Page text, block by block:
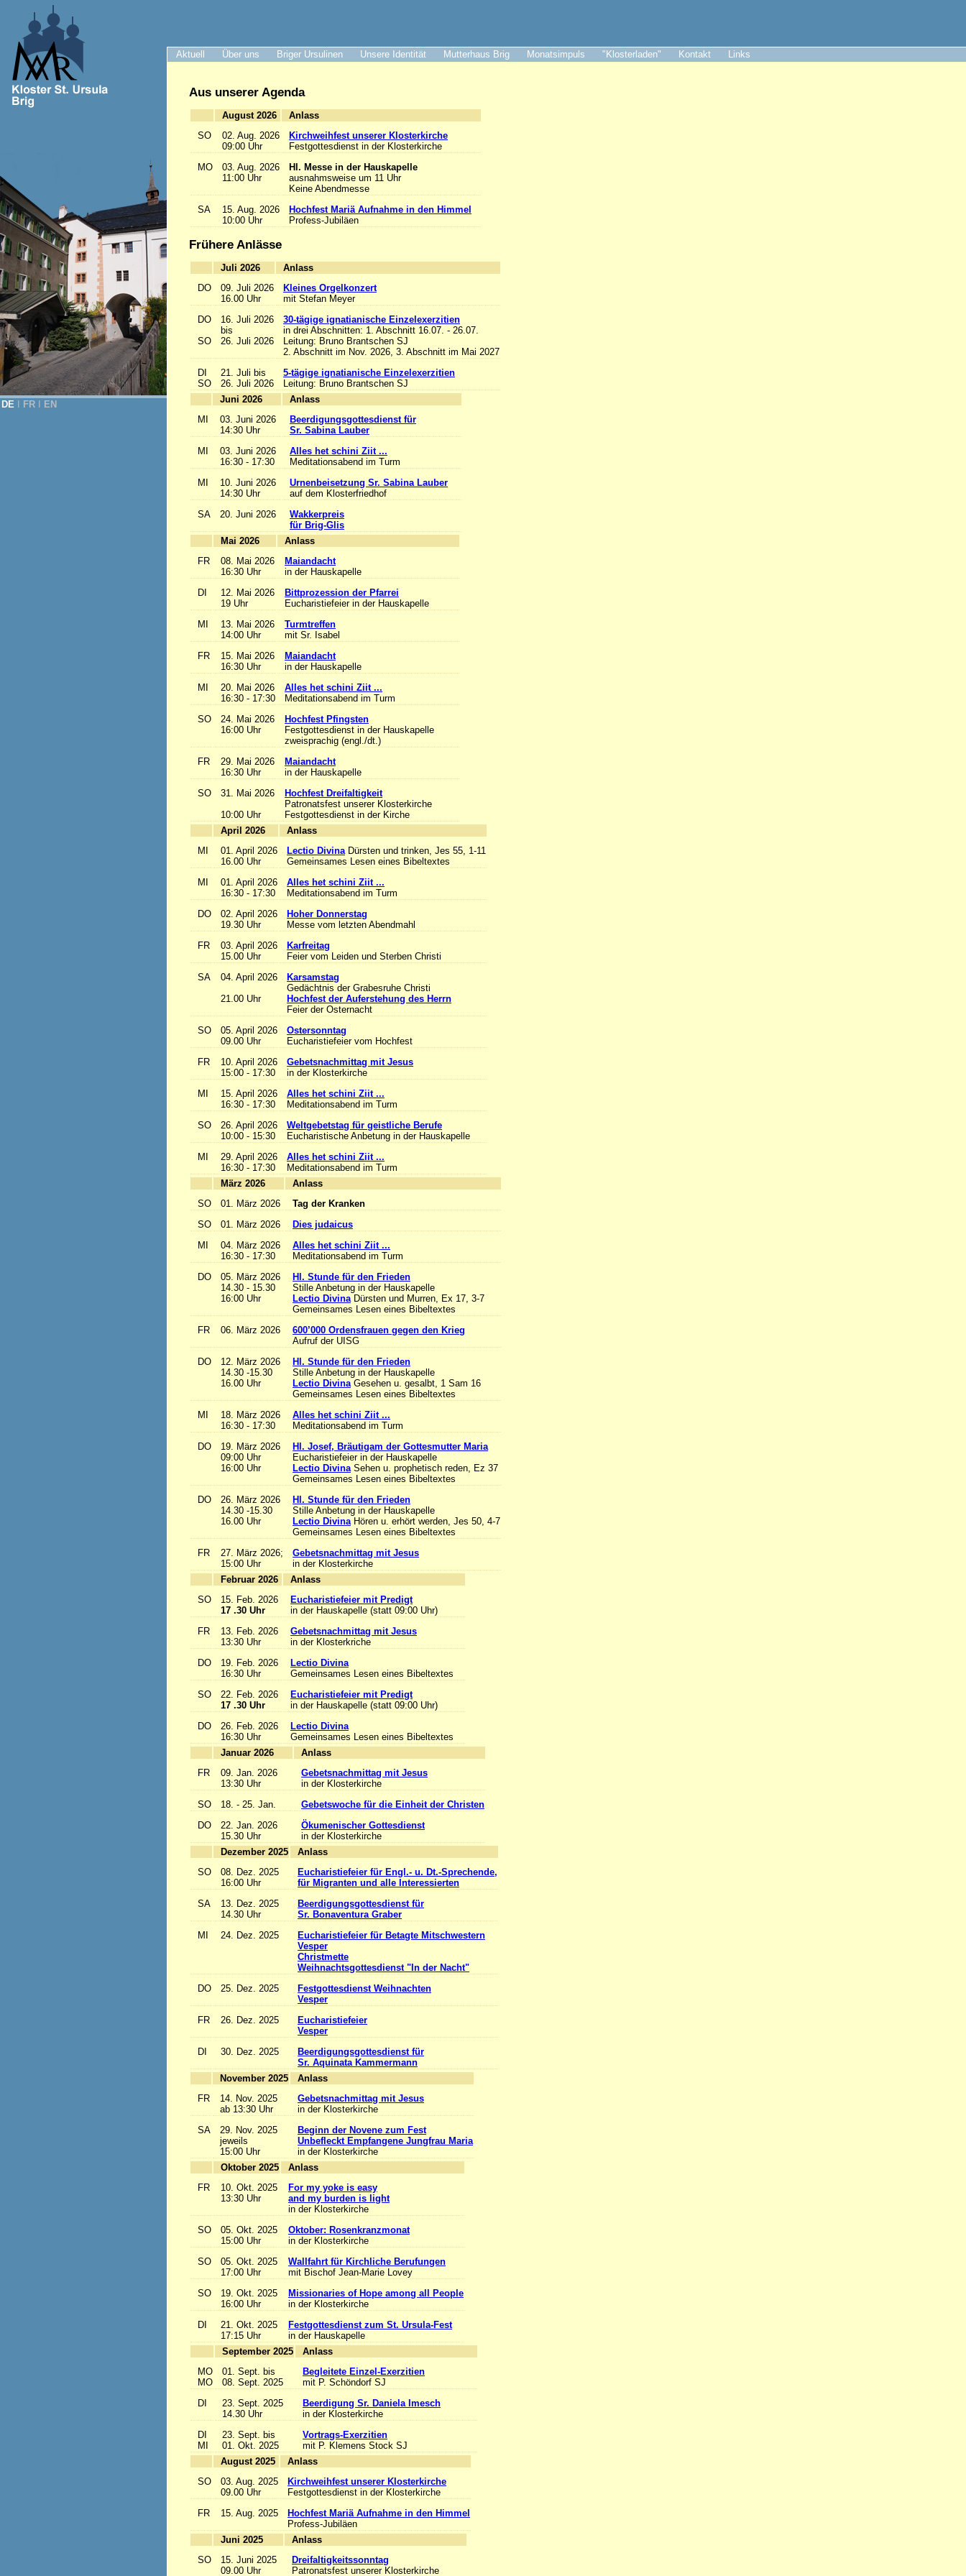
Aktuell Über uns Briger Ursulinen Unsere Identität Mutterhaus Brig Monatsimpuls "Klosterladen" Kontakt Links
DE FR EN
Aus unserer Agenda
August 2026
Anlass
SO
02. Aug. 2026
09:00 Uhr
Kirchweihfest unserer Klosterkirche
Festgottesdienst in der Klosterkirche
MO
03. Aug. 2026
11:00 Uhr
Hl. Messe in der Hauskapelle
ausnahmsweise um 11 Uhr
Keine Abendmesse
SA
15. Aug. 2026
10:00 Uhr
Hochfest Mariä Aufnahme in den Himmel
Profess-Jubiläen
Frühere Anlässe
Juli 2026
Anlass
DO
09. Juli 2026
16.00 Uhr
Kleines Orgelkonzert
mit Stefan Meyer
DO
SO
16. Juli 2026
bis
26. Juli 2026
30-tägige ignatianische Einzelexerzitien
in drei Abschnitten: 1. Abschnitt 16.07. - 26.07.
Leitung: Bruno Brantschen SJ
2. Abschnitt im Nov. 2026, 3. Abschnitt im Mai 2027
DI
SO
21. Juli bis
26. Juli 2026
5-tägige ignatianische Einzelexerzitien
Leitung: Bruno Brantschen SJ
Juni 2026
Anlass
MI
03. Juni 2026
14:30 Uhr
Beerdigungsgottesdienst für
Sr. Sabina Lauber
MI
03. Juni 2026
16:30 - 17:30
Alles het schini Ziit ...
Meditationsabend im Turm
MI
10. Juni 2026
14:30 Uhr
Urnenbeisetzung Sr. Sabina Lauber
auf dem Klosterfriedhof
SA
20. Juni 2026
Wakkerpreis
für Brig-Glis
Mai 2026
Anlass
FR
08. Mai 2026
16:30 Uhr
Maiandacht
in der Hauskapelle
DI
12. Mai 2026
19 Uhr
Bittprozession der Pfarrei
Eucharistiefeier in der Hauskapelle
MI
13. Mai 2026
14:00 Uhr
Turmtreffen
mit Sr. Isabel
FR
15. Mai 2026
16:30 Uhr
Maiandacht
in der Hauskapelle
MI
20. Mai 2026
16:30 - 17:30
Alles het schini Ziit ...
Meditationsabend im Turm
SO
24. Mai 2026
16:00 Uhr
Hochfest Pfingsten
Festgottesdienst in der Hauskapelle
zweisprachig (engl./dt.)
FR
29. Mai 2026
16:30 Uhr
Maiandacht
in der Hauskapelle
SO
31. Mai 2026
10:00 Uhr
Hochfest Dreifaltigkeit
Patronatsfest unserer Klosterkirche
Festgottesdienst in der Kirche
April 2026
Anlass
MI
01. April 2026
16.00 Uhr
Lectio DivinaDürsten und trinken, Jes 55, 1-11
Gemeinsames Lesen eines Bibeltextes
MI
01. April 2026
16:30 - 17:30
Alles het schini Ziit ...
Meditationsabend im Turm
DO
02. April 2026
19.30 Uhr
Hoher Donnerstag
Messe vom letzten Abendmahl
FR
03. April 2026
15.00 Uhr
Karfreitag
Feier vom Leiden und Sterben Christi
SA
04. April 2026
21.00 Uhr
Karsamstag
Gedächtnis der Grabesruhe Christi
Hochfest der Auferstehung des Herrn
Feier der Osternacht
SO
05. April 2026
09.00 Uhr
Ostersonntag
Eucharistiefeier vom Hochfest
FR
10. April 2026
15:00 - 17:30
Gebetsnachmittag mit Jesus
in der Klosterkirche
MI
15. April 2026
16:30 - 17:30
Alles het schini Ziit ...
Meditationsabend im Turm
SO
26. April 2026
10:00 - 15:30
Weltgebetstag für geistliche Berufe
Eucharistische Anbetung in der Hauskapelle
MI
29. April 2026
16:30 - 17:30
Alles het schini Ziit ...
Meditationsabend im Turm
März 2026
Anlass
SO
01. März 2026
Tag der Kranken
SO
01. März 2026
Dies judaicus
MI
04. März 2026
16:30 - 17:30
Alles het schini Ziit ...
Meditationsabend im Turm
DO
05. März 2026
14.30 - 15.30
16:00 Uhr
Hl. Stunde für den Frieden
Stille Anbetung in der Hauskapelle
Lectio DivinaDürsten und Murren, Ex 17, 3-7
Gemeinsames Lesen eines Bibeltextes
FR
06. März 2026
600’000 Ordensfrauen gegen den Krieg
Aufruf der UISG
DO
12. März 2026
14.30 -15.30
16.00 Uhr
Hl. Stunde für den Frieden
Stille Anbetung in der Hauskapelle
Lectio DivinaGesehen u. gesalbt, 1 Sam 16
Gemeinsames Lesen eines Bibeltextes
MI
18. März 2026
16:30 - 17:30
Alles het schini Ziit ...
Meditationsabend im Turm
DO
19. März 2026
09:00 Uhr
16:00 Uhr
Hl. Josef, Bräutigam der Gottesmutter Maria
Eucharistiefeier in der Hauskapelle
Lectio DivinaSehen u. prophetisch reden, Ez 37
Gemeinsames Lesen eines Bibeltextes
DO
26. März 2026
14.30 -15.30
16.00 Uhr
Hl. Stunde für den Frieden
Stille Anbetung in der Hauskapelle
Lectio DivinaHören u. erhört werden, Jes 50, 4-7
Gemeinsames Lesen eines Bibeltextes
FR
27. März 2026;
15:00 Uhr
Gebetsnachmittag mit Jesus
in der Klosterkirche
Februar 2026
Anlass
SO
15. Feb. 2026
17 .30 Uhr
Eucharistiefeier mit Predigt
in der Hauskapelle (statt 09:00 Uhr)
FR
13. Feb. 2026
13:30 Uhr
Gebetsnachmittag mit Jesus
in der Klosterkriche
DO
19. Feb. 2026
16:30 Uhr
Lectio Divina
Gemeinsames Lesen eines Bibeltextes
SO
22. Feb. 2026
17 .30 Uhr
Eucharistiefeier mit Predigt
in der Hauskapelle (statt 09:00 Uhr)
DO
26. Feb. 2026
16:30 Uhr
Lectio Divina
Gemeinsames Lesen eines Bibeltextes
Januar 2026
Anlass
FR
09. Jan. 2026
13:30 Uhr
Gebetsnachmittag mit Jesus
in der Klosterkirche
SO
18. - 25. Jan.
Gebetswoche für die Einheit der Christen
DO
22. Jan. 2026
15.30 Uhr
Ökumenischer Gottesdienst
in der Klosterkirche
Dezember 2025
Anlass
SO
08. Dez. 2025
16:00 Uhr
Eucharistiefeier für Engl.- u. Dt.-Sprechende,
für Migranten und alle Interessierten
SA
13. Dez. 2025
14.30 Uhr
Beerdigungsgottesdienst für
Sr. Bonaventura Graber
MI
24. Dez. 2025
Eucharistiefeier für Betagte Mitschwestern
Vesper
Christmette
Weihnachtsgottesdienst "In der Nacht"
DO
25. Dez. 2025
Festgottesdienst Weihnachten
Vesper
FR
26. Dez. 2025
Eucharistiefeier
Vesper
DI
30. Dez. 2025
Beerdigungsgottesdienst für
Sr. Aquinata Kammermann
November 2025
Anlass
FR
14. Nov. 2025
ab 13:30 Uhr
Gebetsnachmittag mit Jesus
in der Klosterkirche
SA
29. Nov. 2025
jeweils
15:00 Uhr
Beginn der Novene zum Fest
Unbefleckt Empfangene Jungfrau Maria
in der Klosterkirche
Oktober 2025
Anlass
FR
10. Okt. 2025
13:30 Uhr
For my yoke is easy
and my burden is light
in der Klosterkirche
SO
05. Okt. 2025
15:00 Uhr
Oktober: Rosenkranzmonat
in der Klosterkirche
SO
05. Okt. 2025
17:00 Uhr
Wallfahrt für Kirchliche Berufungen
mit Bischof Jean-Marie Lovey
SO
19. Okt. 2025
16:00 Uhr
Missionaries of Hope among all People
in der Klosterkirche
DI
21. Okt. 2025
17:15 Uhr
Festgottesdienst zum St. Ursula-Fest
in der Hauskapelle
September 2025
Anlass
MO
MO
01. Sept. bis
08. Sept. 2025
Begleitete Einzel-Exerzitien
mit P. Schöndorf SJ
DI
23. Sept. 2025
14.30 Uhr
Beerdigung Sr. Daniela Imesch
in der Klosterkirche
DI
MI
23. Sept. bis
01. Okt. 2025
Vortrags-Exerzitien
mit P. Klemens Stock SJ
August 2025
Anlass
SO
03. Aug. 2025
09.00 Uhr
Kirchweihfest unserer Klosterkirche
Festgottesdienst in der Klosterkirche
FR
15. Aug. 2025
Hochfest Mariä Aufnahme in den Himmel
Profess-Jubiläen
Juni 2025
Anlass
SO
15. Juni 2025
09.00 Uhr
Dreifaltigkeitssonntag
Patronatsfest unserer Klosterkirche